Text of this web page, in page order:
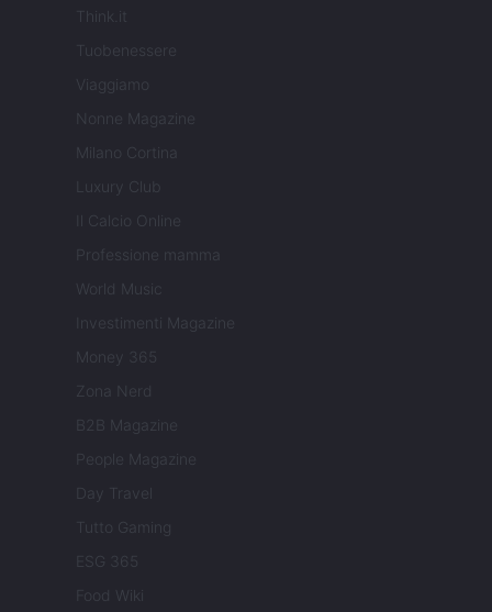
Think.it
Tuobenessere
Viaggiamo
Nonne Magazine
Milano Cortina
Luxury Club
Il Calcio Online
Professione mamma
World Music
Investimenti Magazine
Money 365
Zona Nerd
B2B Magazine
People Magazine
Day Travel
Tutto Gaming
ESG 365
Food Wiki